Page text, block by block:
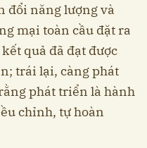
đổi năng lượng và
mại toàn cầu đặt ra
quả đã đạt được
trái lại, càng phát
phát triển là hành
chỉnh, tự hoàn